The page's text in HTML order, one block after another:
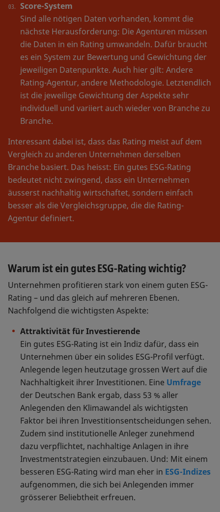
Score-System
Sind alle nötigen Daten vorhanden, kommt die
nächste Herausforderung: Die Agenturen müssen
die Daten in ein Rating umwandeln. Dafür braucht
es ein System zur Bewertung und Gewichtung der
jeweiligen Datenpunkte. Auch hier gilt: Andere
Rating-Agentur, andere Methodologie. Letztendlich
ist die jeweilige Gewichtung der Aspekte sehr
individuell und variiert auch wieder von Branche zu
Branche.
Interessant dabei ist, dass das Rating meist auf dem
Vergleich zu anderen Unternehmen derselben
Branche basiert. Das heisst: Ein gutes ESG-Rating
bedeutet nicht zwingend, dass ein Unternehmen
äusserst nachhaltig wirtschaftet, sondern einfach
besser als die Vergleichsgruppe, die die Rating-
Agentur definiert.
Warum ist ein gutes ESG-Rating wichtig?
Unternehmen profitieren stark von einem guten ESG-
Rating – und das gleich auf mehreren Ebenen.
Nachfolgend die wichtigsten Aspekte:
Attraktivität für Investierende
Ein gutes ESG-Rating ist ein Indiz dafür, dass ein
Unternehmen über ein solides ESG-Profil verfügt.
Anlegende legen heutzutage grossen Wert auf die
Nachhaltigkeit ihrer Investitionen. Eine Umfrage
der Deutschen Bank ergab, dass 53 % aller
Anlegenden den Klimawandel als wichtigsten
Faktor bei ihren Investitionsentscheidungen sehen.
Zudem sind institutionelle Anleger zunehmend
dazu verpflichtet, nachhaltige Anlagen in ihre
Investmentstrategien einzubauen. Und: Mit einem
besseren ESG-Rating wird man eher in ESG-Indizes
aufgenommen, die sich bei Anlegenden immer
grösserer Beliebtheit erfreuen.